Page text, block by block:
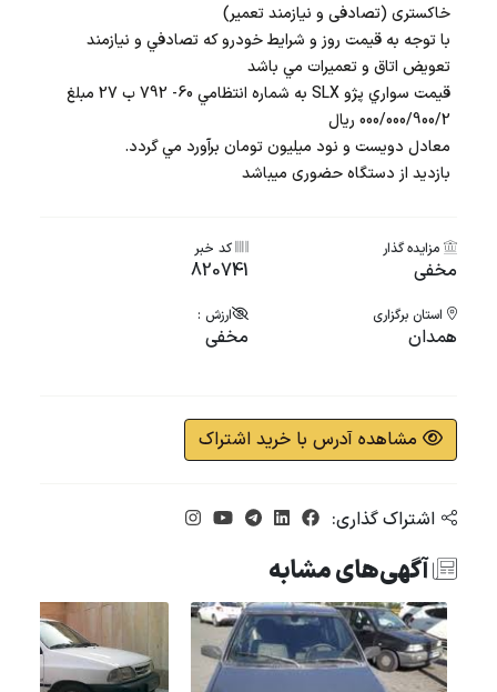
خاکستری (تصادفی و نیازمند تعمیر)
با توجه به قيمت روز و شرايط خودرو كه تصادفي و نيازمند
تعويض اتاق و تعميرات مي باشد
قيمت سواري پژو SLX به شماره انتظامي 60- 792 ب 27 مبلغ
000/000/900/2 ريال
معادل دويست و نود ميليون تومان برآورد مي گردد.
بازدید از دستگاه حضوری میباشد
مزایده گذار
مخفی
کد خبر
820741
استان برگزاری
همدان
ارزش :
مخفی
مشاهده آدرس با خرید اشتراک
اشتراک گذاری:
آگهی‌های مشابه